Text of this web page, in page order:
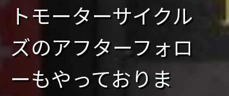
トモーターサイクル
ズのアフターフォロ
ーもやっておりま